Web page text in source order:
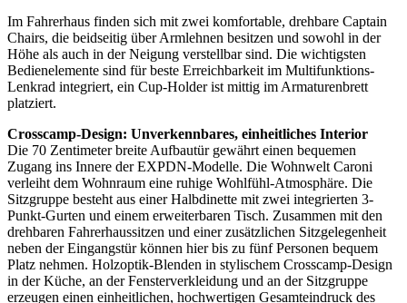
Im Fahrerhaus finden sich mit zwei komfortable, drehbare Captain
Chairs, die beidseitig über Armlehnen besitzen und sowohl in der
Höhe als auch in der Neigung verstellbar sind. Die wichtigsten
Bedienelemente sind für beste Erreichbarkeit im Multifunktions-
Lenkrad integriert, ein Cup-Holder ist mittig im Armaturenbrett
platziert.
Crosscamp-Design: Unverkennbares, einheitliches Interior
Die 70 Zentimeter breite Aufbautür gewährt einen bequemen
Zugang ins Innere der EXPDN-Modelle. Die Wohnwelt Caroni
verleiht dem Wohnraum eine ruhige Wohlfühl-Atmosphäre. Die
Sitzgruppe besteht aus einer Halbdinette mit zwei integrierten 3-
Punkt-Gurten und einem erweiterbaren Tisch. Zusammen mit den
drehbaren Fahrerhaussitzen und einer zusätzlichen Sitzgelegenheit
neben der Eingangstür können hier bis zu fünf Personen bequem
Platz nehmen. Holzoptik-Blenden in stylischem Crosscamp-Design
in der Küche, an der Fensterverkleidung und an der Sitzgruppe
erzeugen einen einheitlichen, hochwertigen Gesamteindruck des